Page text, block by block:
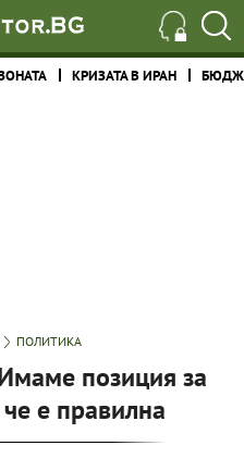
КРИЗАТА В ИРАН
ПОЛИТИКА
позиция за
е правилна